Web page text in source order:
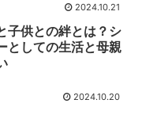
2024.10.21
子供との絆とは？シ
としての生活と母親
2024.10.20